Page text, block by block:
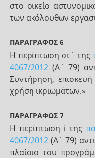
στο οικείο
των ακόλουθων
ΠΑΡΑΓΡΑΦΟΣ 6
H περίπτωση στ΄ της
4067/2012 (Α΄ 79)
Συντήρηση,
χρήση ικριωμάτων.»
ΠΑΡΑΓΡΑΦΟΣ 7
Η περίπτωση i της
4067/2012 (Α΄ 79)
πλαίσιο του